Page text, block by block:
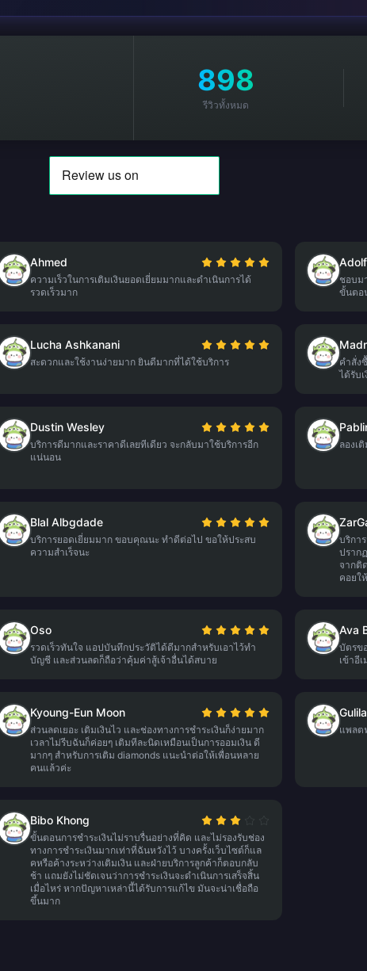
898
รีวิวทั้งหมด
Ahmed
ความเร็วในการเติมเงินยอดเยี่ยมมากและดำเนินการได้
รวดเร็วมาก
ชอบม
ขั้นตอ
Lucha Ashkanani
สะดวกและใช้งานง่ายมาก ยินดีมากที่ได้ใช้บริการ
คำสั่ง
ได้รับ
Dustin Wesley
บริการดีมากและราคาดีเลยทีเดียว จะกลับมาใช้บริการอีก
แน่นอน
ลองเ
Blal Albgdade
บริการยอดเยี่ยมมาก ขอบคุณนะ ทำดีต่อไป ขอให้ประสบ
ความสำเร็จนะ
บริกา
ปราก
จากติ
คอยใ
Oso
รวดเร็วทันใจ แอปบันทึกประวัติได้ดีมากสำหรับเอาไว้ทำ
บัญชี และส่วนลดก็ถือว่าคุ้มค่าสู้เจ้าอื่นได้สบาย
Ava
บัตรข
เข้าอี
Kyoung-Eun Moon
ส่วนลดเยอะ เติมเงินไว และช่องทางการชำระเงินก็ง่ายมาก
เวลาไม่รีบฉันก็ค่อยๆ เติมทีละนิดเหมือนเป็นการออมเงิน ดี
มากๆ สำหรับการเติม diamonds แนะนำต่อให้เพื่อนหลาย
คนแล้วค่ะ
แพลต
Bibo Khong
ขั้นตอนการชำระเงินไม่ราบรื่นอย่างที่คิด และไม่รองรับช่อง
ทางการชำระเงินมากเท่าที่ฉันหวังไว้ บางครั้งเว็บไซต์ก็แล
คหรือค้างระหว่างเติมเงิน และฝ่ายบริการลูกค้าก็ตอบกลับ
ช้า แถมยังไม่ชัดเจนว่าการชำระเงินจะดำเนินการเสร็จสิ้น
เมื่อไหร่ หากปัญหาเหล่านี้ได้รับการแก้ไข มันจะน่าเชื่อถือ
ขึ้นมาก